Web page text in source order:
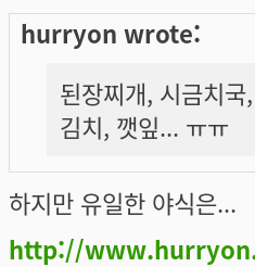
hurryon wrote:
된장찌개, 시금치
김치, 깻잎... ㅠㅠ
하지만 유일한 야식은...
http://